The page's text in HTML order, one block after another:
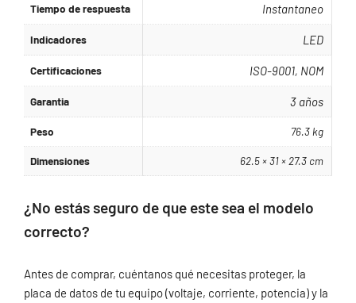
Tiempo de respuesta Instantaneo
Indicadores LED
Certificaciones ISO-9001, NOM
Garantia 3 años
Peso 76.3 kg
Dimensiones 62.5 × 31 × 27.3 cm
¿No estás seguro de que este sea el modelo
correcto?
Antes de comprar, cuéntanos qué necesitas proteger, la
placa de datos de tu equipo (voltaje, corriente, potencia) y la